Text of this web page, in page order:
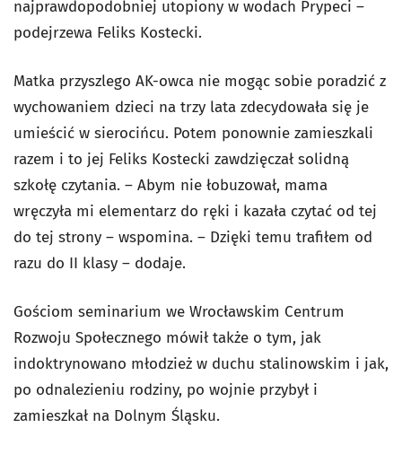
najprawdopodobniej utopiony w wodach Prypeci –
podejrzewa Feliks Kostecki.
Matka przyszlego AK-owca nie mogąc sobie poradzić z
wychowaniem dzieci na trzy lata zdecydowała się je
umieścić w sierocińcu. Potem ponownie zamieszkali
razem i to jej Feliks Kostecki zawdzięczał solidną
szkołę czytania. – Abym nie łobuzował, mama
wręczyła mi elementarz do ręki i kazała czytać od tej
do tej strony – wspomina. – Dzięki temu trafiłem od
razu do II klasy – dodaje.
Gościom seminarium we Wrocławskim Centrum
Rozwoju Społecznego mówił także o tym, jak
indoktrynowano młodzież w duchu stalinowskim i jak,
po odnalezieniu rodziny, po wojnie przybył i
zamieszkał na Dolnym Śląsku.